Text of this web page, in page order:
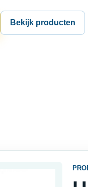
Bekijk producten